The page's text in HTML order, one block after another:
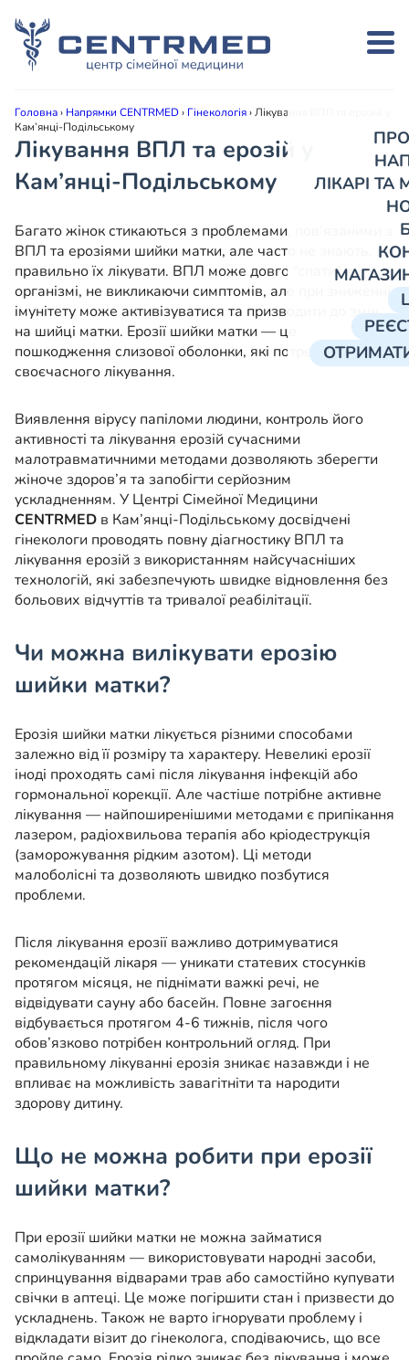
ЛІКАРІ
Головна› Напрямки CENTRMED› Гінекологія›Лікування ВПЛ та ерозій у
Кам’янці-Подільському
Лікування ВПЛ та ерозій у
Кам’янці-Подільському
Багато жінок стикаються з проблемами, пов’язаними з
ВПЛ та ерозіями шийки матки, але часто не знають, як
правильно їх лікувати. ВПЛ може довго “спати” в
організмі, не викликаючи симптомів, але при зниженні
імунітету може активізуватися та призводити до змін
на шийці матки. Ерозії шийки матки — це
пошкодження слизової оболонки, які потребують
своєчасного лікування.
Виявлення вірусу папіломи людини, контроль його
активності та лікування ерозій сучасними
малотравматичними методами дозволяють зберегти
жіноче здоров’я та запобігти серйозним
ускладненням. У Центрі Сімейної Медицини
CENTRMED в Кам’янці-Подільському досвідчені
гінекологи проводять повну діагностику ВПЛ та
лікування ерозій з використанням найсучасніших
технологій, які забезпечують швидке відновлення без
больових відчуттів та тривалої реабілітації.
Чи можна вилікувати ерозію
шийки матки?
Ерозія шийки матки лікується різними способами
залежно від її розміру та характеру. Невеликі ерозії
іноді проходять самі після лікування інфекцій або
гормональної корекції. Але частіше потрібне активне
лікування — найпоширенішими методами є припікання
лазером, радіохвильова терапія або кріодеструкція
(заморожування рідким азотом). Ці методи
малоболісні та дозволяють швидко позбутися
проблеми.
Після лікування ерозії важливо дотримуватися
рекомендацій лікаря — уникати статевих стосунків
протягом місяця, не піднімати важкі речі, не
відвідувати сауну або басейн. Повне загоєння
відбувається протягом 4-6 тижнів, після чого
обов’язково потрібен контрольний огляд. При
правильному лікуванні ерозія зникає назавжди і не
впливає на можливість завагітніти та народити
здорову дитину.
Що не можна робити при ерозії
шийки матки?
При ерозії шийки матки не можна займатися
самолікуванням — використовувати народні засоби,
спринцування відварами трав або самостійно купувати
свічки в аптеці. Це може погіршити стан і призвести до
ускладнень. Також не варто ігнорувати проблему і
відкладати візит до гінеколога, сподіваючись, що все